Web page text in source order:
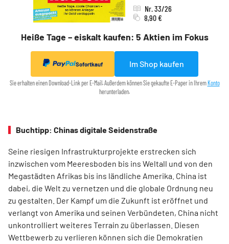
Heiße Tage – eiskalt kaufen: 5 Aktien im Fokus
Nr. 33/26
8,90 €
Sofortkauf Im Shop kaufen
Sie erhalten einen Download-Link per E-Mail. Außerdem können Sie gekaufte E-Paper in Ihrem Konto
herunterladen.
Buchtipp: Chinas digitale Seidenstraße
Seine riesigen Infrastrukturprojekte erstrecken sich
inzwischen vom Meeresboden bis ins Weltall und von den
Megastädten Afrikas bis ins ländliche Amerika. China ist
dabei, die Welt zu vernetzen und die globale Ordnung neu
zu gestalten. Der Kampf um die Zukunft ist eröffnet und
verlangt von Amerika und seinen Verbündeten, China nicht
unkontrolliert weiteres Terrain zu überlassen. Diesen
Wettbewerb zu verlieren können sich die Demokratien